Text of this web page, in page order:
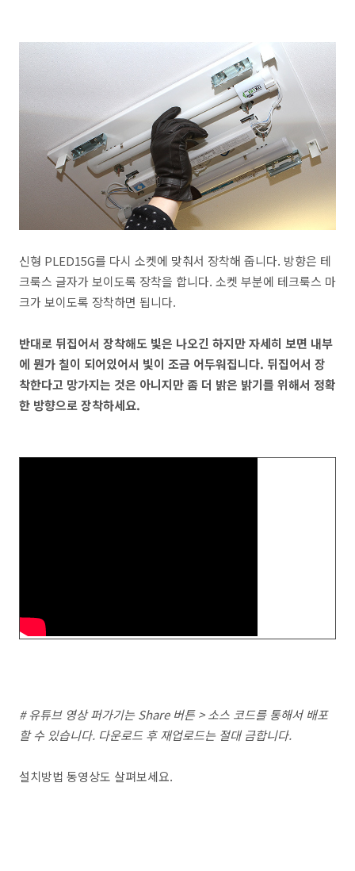
신형 PLED15G를 다시 소켓에 맞춰서 장착해 줍니다. 방향은 테
크룩스 글자가 보이도록 장착을 합니다. 소켓 부분에 테크룩스 마
크가 보이도록 장착하면 됩니다.
반대로 뒤집어서 장착해도 빛은 나오긴 하지만 자세히 보면 내부
에 뭔가 칠이 되어있어서 빛이 조금 어두워집니다. 뒤집어서 장
착한다고 망가지는 것은 아니지만 좀 더 밝은 밝기를 위해서 정확
한 방향으로 장착하세요.
# 유튜브 영상 퍼가기는 Share 버튼 > 소스 코드를 통해서 배포
할 수 있습니다. 다운로드 후 재업로드는 절대 금합니다.
설치방법 동영상도 살펴보세요.